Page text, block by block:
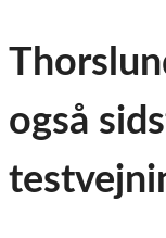
også